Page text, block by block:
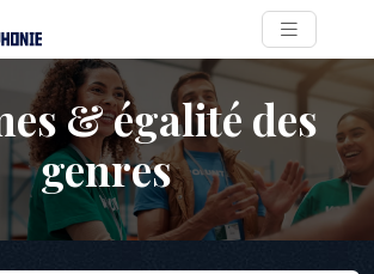
& égalité des
genres